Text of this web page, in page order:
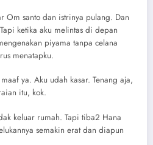
Om santo dan istrinya pulang. Dan
ketika aku melintas di depan
piyama tanpa celana
menatapku.
ya. Aku udah kasar. Tenang aja,
itu, kok.
keluar rumah. Tapi tiba2 Hana
semakin erat dan diapun